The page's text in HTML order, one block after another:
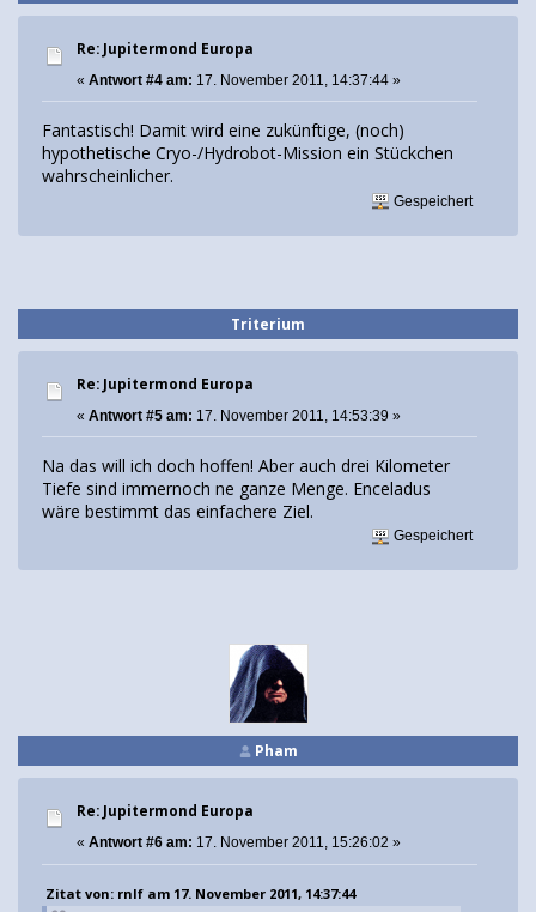
Re: Jupitermond Europa
« Antwort #4 am: 17. November 2011, 14:37:44 »
Fantastisch! Damit wird eine zukünftige, (noch)
hypothetische Cryo-/Hydrobot-Mission ein Stückchen
wahrscheinlicher.
Gespeichert
Triterium
Re: Jupitermond Europa
« Antwort #5 am: 17. November 2011, 14:53:39 »
Na das will ich doch hoffen! Aber auch drei Kilometer
Tiefe sind immernoch ne ganze Menge. Enceladus
wäre bestimmt das einfachere Ziel.
Gespeichert
Pham
Re: Jupitermond Europa
« Antwort #6 am: 17. November 2011, 15:26:02 »
Zitat von: rnlf am 17. November 2011, 14:37:44